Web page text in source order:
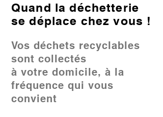
Quand la déchetterie
se déplace chez vous !
Vos déchets recyclables
sont collectés
à votre domicile, à la
fréquence qui vous
convient